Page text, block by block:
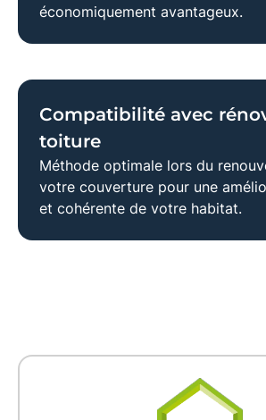
économiquement avantageux.
Compatibilité avec
toiture
Méthode optimale lors du
votre couverture pour une
et cohérente de votre habitat.